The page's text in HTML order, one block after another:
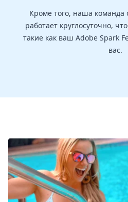
Кроме того, наша
работает круглосуточно,
такие как ваш Adobe Spark
вас.